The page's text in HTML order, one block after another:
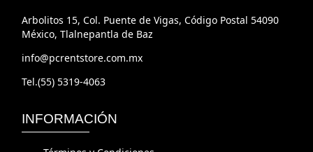
México, Tlalnepantla de Baz
info@pcrentstore.com.mx
Tel.(55) 5319-4063